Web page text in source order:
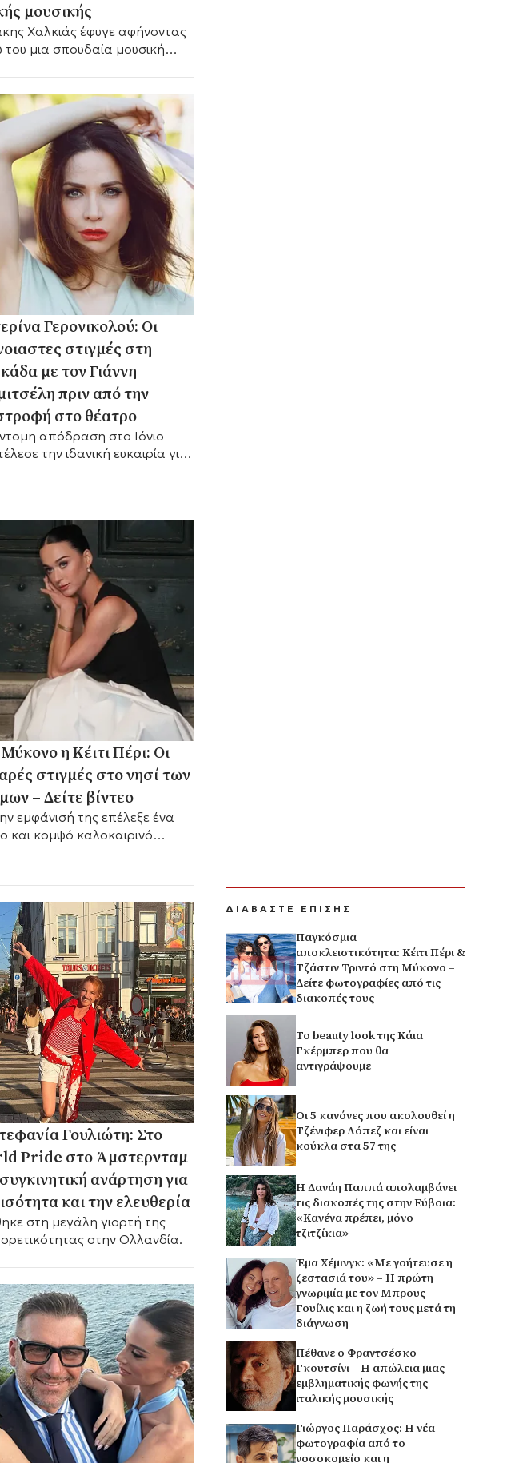
μουσικής
Χαλκιάς έφυγε αφήνοντας
του μια σπουδαία μουσική
Γερονικολού: Οι
στιγμές στη
με τον Γιάννη
πριν από την
στο θέατρο
απόδραση στο Ιόνιο
την ιδανική ευκαιρία για
η Κέιτι Πέρι: Οι
στιγμές στο νησί των
– Δείτε βίντεο
εμφάνισή της επέλεξε ένα
και κομψό καλοκαιρινό
Γουλιώτη: Στο
Pride στο Άμστερνταμ
ανάρτηση για
και την ελευθερία
στη μεγάλη γιορτή της
στην Ολλανδία.
ΔΙΑΒΑΣΤΕ ΕΠΙΣΗΣ
Παγκόσμια
αποκλειστικότητα: Κέιτι Πέρι &
Τζάστιν Τριντό στη Μύκονο –
Δείτε φωτογραφίες από τις
διακοπές τους
Το beauty look της Κάια
Γκέρμπερ που θα
αντιγράψουμε
Οι 5 κανόνες που ακολουθεί η
Τζένιφερ Λόπεζ και είναι
κούκλα στα 57 της
Η Δανάη Παππά απολαμβάνει
τις διακοπές της στην Εύβοια:
«Κανένα πρέπει, μόνο
τζιτζίκια»
Έμα Χέμινγκ: «Με γοήτευσε η
ζεστασιά του» – Η πρώτη
γνωριμία με τον Μπρους
Γουίλις και η ζωή τους μετά τη
διάγνωση
Πέθανε ο Φραντσέσκο
Γκουτσίνι – Η απώλεια μιας
εμβληματικής φωνής της
ιταλικής μουσικής
Γιώργος Παράσχος: Η νέα
φωτογραφία από το
νοσοκομείο και η